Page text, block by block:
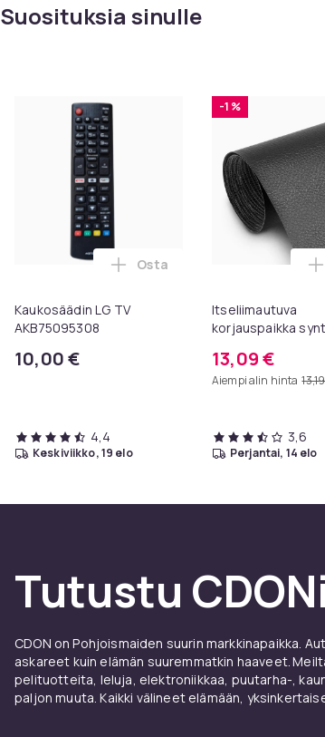
Suosituksia sinulle
Kaukosäädin LG TV
AKB75095308
10,00 €
Lisää Kaukosäädin LG TV
Osta
4,4
keskiviikko, 19 elo
-1 %
Itseliimautuva
korjauspaikka
13,09 €
Aiempi alin hinta
3,6
perjantai, 14 elo
Tutustu
CDON on Pohjoismaiden suurin markkinapaikka.
askareet kuin elämän suuremmatkin haaveet.
pelituotteita, leluja, elektroniikkaa, puutarha-,
paljon muuta. Kaikki välineet elämään,